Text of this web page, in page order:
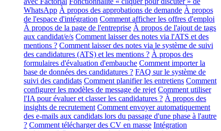
WhatsApp À propos des approbations de demande À propos
de l'espace d'intégration Comment afficher les offres d'emploi
À propos de la page de l'entreprise À propos de l'ajout de tags
aux candidat/e/s Comment laisser des notes via l'ATS et des
mentions ? Comment laisser des notes via le système de suivi
des candidatures (ATS) et les mentions ? À propos des
formulaires d'évaluation d'embauche Comment importer la
base de données des candidatures ? FAQ sur le système de
suivi des candidats Comment planifier les entretiens Comment
configurer les modèles de message de rejet Comment utiliser
l'IA pour évaluer et classer les candidatures ? À propos des
insights de recrutement Comment envoyer automatiquement
des e-mails aux candidats lors du passage d'une phase à l'autre
? Comment télécharger des CV en masse Intégration